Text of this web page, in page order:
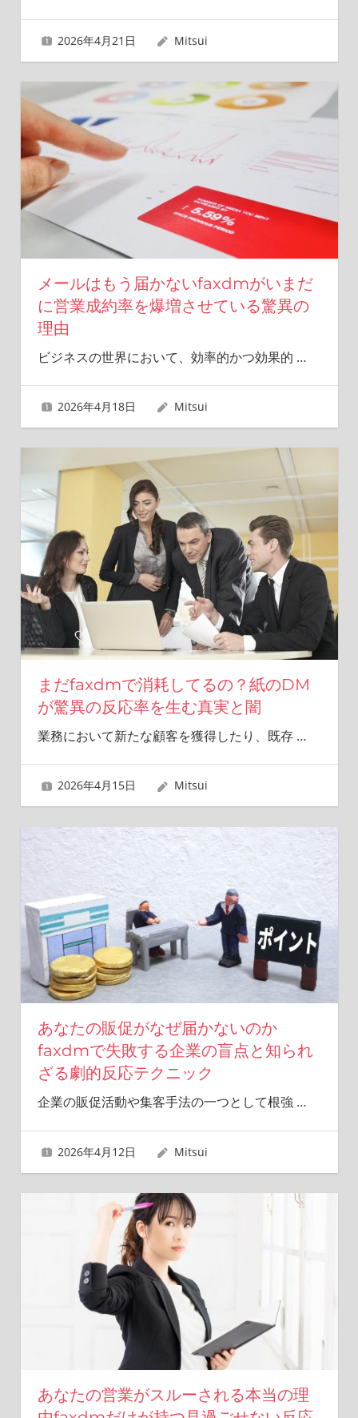
2026年4月21日 Mitsui
メールはもう届かないfaxdmがいまだ
に営業成約率を爆増させている驚異の
理由
ビジネスの世界において、効率的かつ効果的 …
2026年4月18日 Mitsui
まだfaxdmで消耗してるの？紙のDM
が驚異の反応率を生む真実と闇
業務において新たな顧客を獲得したり、既存 …
2026年4月15日 Mitsui
あなたの販促がなぜ届かないのか
faxdmで失敗する企業の盲点と知られ
ざる劇的反応テクニック
企業の販促活動や集客手法の一つとして根強 …
2026年4月12日 Mitsui
あなたの営業がスルーされる本当の理